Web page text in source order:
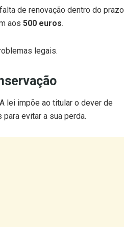
de renovação dentro do prazo
aos 500 euros.
legais.
lei impõe ao titular o dever de
evitar a sua perda.